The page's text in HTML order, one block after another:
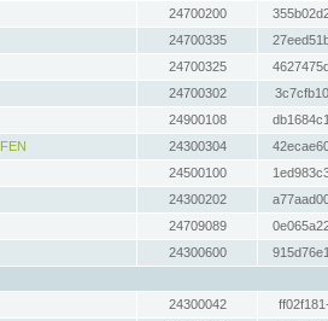
24700200
24700335
24700325
24700302
24900108
24300304
24500100
24300202
24709089
24300600
24300042